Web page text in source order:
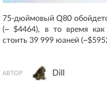
75-дюймовый Q80
(~ $4464), в то время
стоить 39 999 юаней
АВТОР Dill